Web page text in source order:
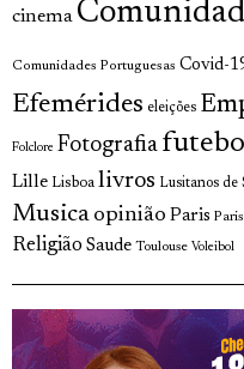
cinema
Comunidades Portuguesas Covid-
Efemérides eleições
Folclore Fotografia
Lille Lisboa livros Lusitanos de
Musica opinião Paris
Religião Saude Toulouse Voleibol